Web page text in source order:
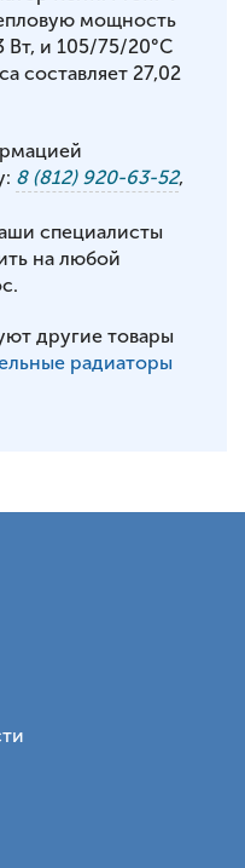
мощность
Вт, и 105/75/20°С
составляет 27,02
8 (812) 920-63-52,
специалисты
на любой
другие товары
радиаторы